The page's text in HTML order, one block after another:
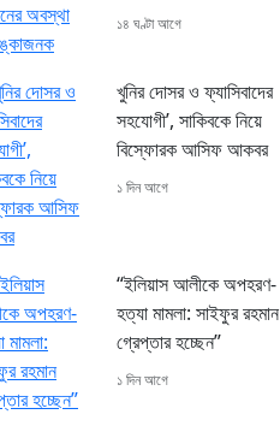
১৪ ঘণ্টা আগে
খুনির দোসর ও ফ্যাসিবাদের
সহযোগী’, সাকিবকে নিয়ে
বিস্ফোরক আসিফ আকবর
১ দিন আগে
“ইলিয়াস আলীকে অপহরণ-
হত্যা মামলা: সাইফুর রহমান
গ্রেপ্তার হচ্ছেন”
১ দিন আগে